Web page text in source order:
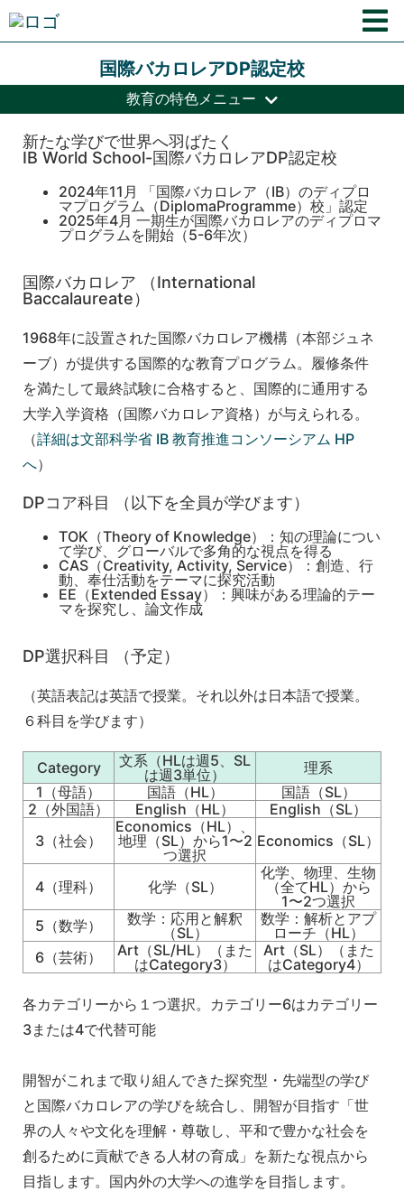
国際バカロレアDP認定校
教育の特色メニュー
新たな学びで世界へ羽ばたく
IB World School-国際バカロレアDP認定校
2024年11月 「国際バカロレア（IB）のディプロ
マプログラム（DiplomaProgramme）校」認定
2025年4月 一期生が国際バカロレアのディプロマ
プログラムを開始（5-6年次）
国際バカロレア （International
Baccalaureate）
1968年に設置された国際バカロレア機構（本部ジュネ
ーブ）が提供する国際的な教育プログラム。履修条件
を満たして最終試験に合格すると、国際的に通用する
大学入学資格（国際バカロレア資格）が与えられる。
（詳細は文部科学省 IB 教育推進コンソーシアム HP
へ）
DPコア科目 （以下を全員が学びます）
TOK（Theory of Knowledge）：知の理論につい
て学び、グローバルで多角的な視点を得る
CAS（Creativity, Activity, Service）：創造、行
動、奉仕活動をテーマに探究活動
EE（Extended Essay）：興味がある理論的テー
マを探究し、論文作成
DP選択科目 （予定）
（英語表記は英語で授業。それ以外は日本語で授業。
６科目を学びます）
Category
文系（HLは週5、SL
は週3単位）
理系
1（母語）
国語（HL）
国語（SL）
2（外国語）
English（HL）
English（SL）
3（社会）
Economics（HL）、
地理（SL）から1〜2
つ選択
Economics（SL）
4（理科） 化学（SL）
化学、物理、生物
（全てHL）から
1〜2つ選択
5（数学）
数学：応用と解釈
（SL）
数学：解析とアプ
ローチ（HL）
6（芸術）
Art（SL/HL）（また
はCategory3）
Art（SL）（また
はCategory4）
各カテゴリーから１つ選択。カテゴリー6はカテゴリー
3または4で代替可能
開智がこれまで取り組んできた探究型・先端型の学び
と国際バカロレアの学びを統合し、開智が目指す「世
界の人々や文化を理解・尊敬し、平和で豊かな社会を
創るために貢献できる人材の育成」を新たな視点から
目指します。国内外の大学への進学を目指します。